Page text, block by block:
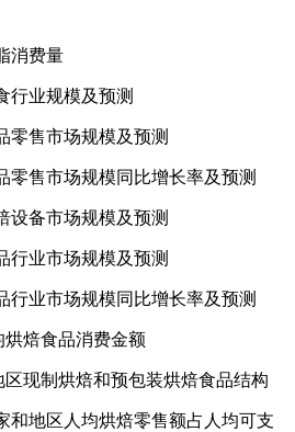
消费量
行业规模及预测
零售市场规模及预测
零售市场规模同比增长率及预测
设备市场规模及预测
行业市场规模及预测
行业市场规模同比增长率及预测
烘焙食品消费金额
区现制烘焙和预包装烘焙食品结构
和地区人均烘焙零售额占人均可支